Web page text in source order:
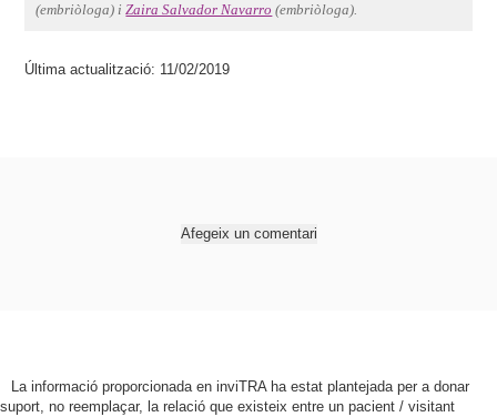
(embriòloga) iZaira Salvador Navarro (embriòloga).
Última actualització: 11/02/2019
Afegeix un comentari
La informació proporcionada en inviTRA ha estat plantejada per a donar
suport, no reemplaçar, la relació que existeix entre un pacient / visitant